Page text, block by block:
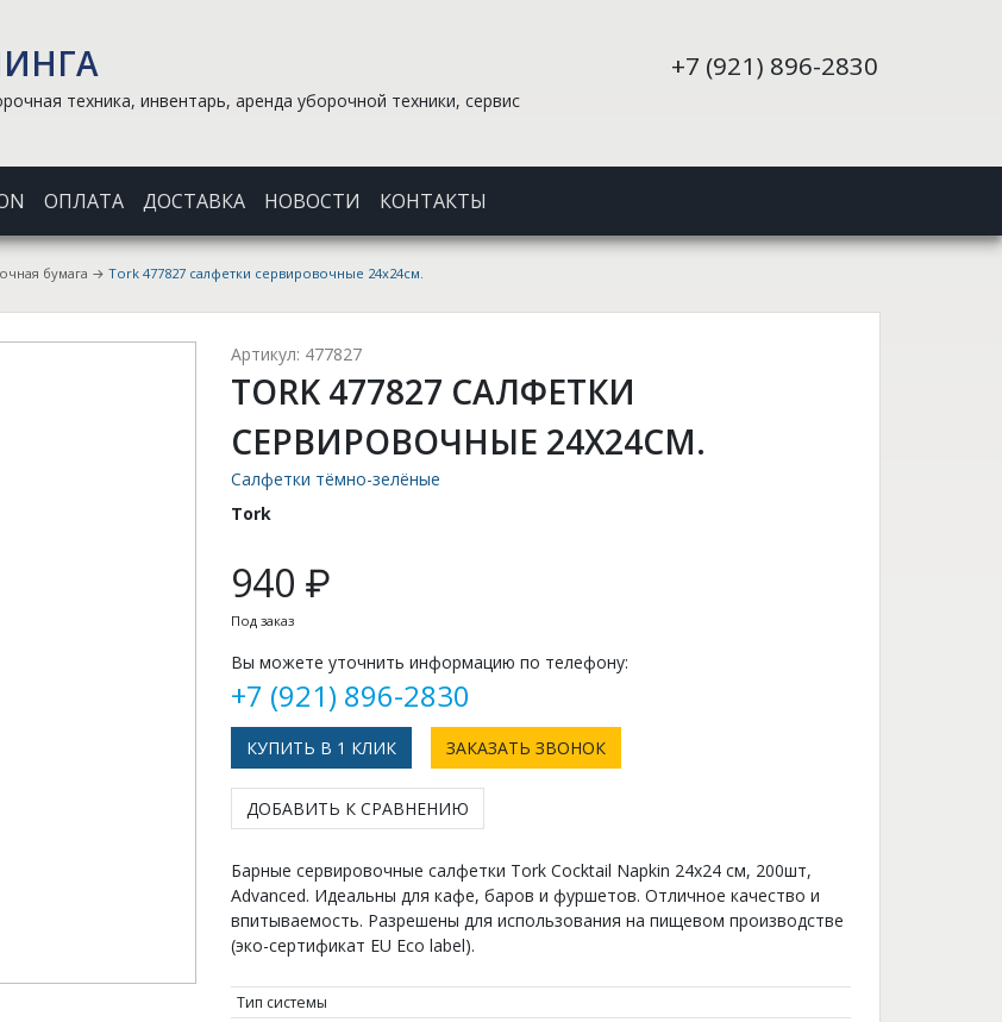
техника, инвентарь, аренда уборочной техники, сервис
+7 (921) 896-2830
ОПЛАТА ДОСТАВКА НОВОСТИ КОНТАКТЫ
бумага → Tork 477827 салфетки сервировочные 24x24см.
Артикул: 477827
TORK 477827 САЛФЕТКИ
СЕРВИРОВОЧНЫЕ 24X24СМ.
Салфетки тёмно-зелёные
Tork
940 ₽
Под заказ
Вы можете уточнить информацию по телефону:
+7 (921) 896-2830
КУПИТЬ В 1 КЛИК ЗАКАЗАТЬ ЗВОНОК
ДОБАВИТЬ К СРАВНЕНИЮ
Барные сервировочные салфетки Tork Cocktail Napkin 24x24 см, 200шт,
Advanced. Идеальны для кафе, баров и фуршетов. Отличное качество и
впитываемость. Разрешены для использования на пищевом производстве
(эко-сертификат EU Eco label).
Тип системы